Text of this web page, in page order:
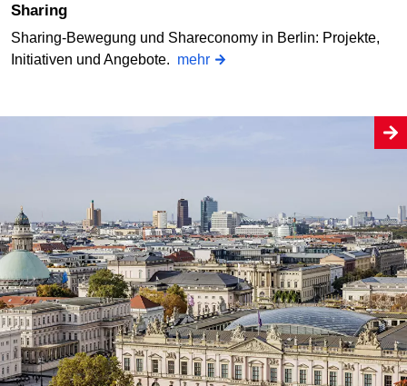
Sharing
Sharing-Bewegung und Shareconomy in Berlin: Projekte,
Initiativen und Angebote. mehr